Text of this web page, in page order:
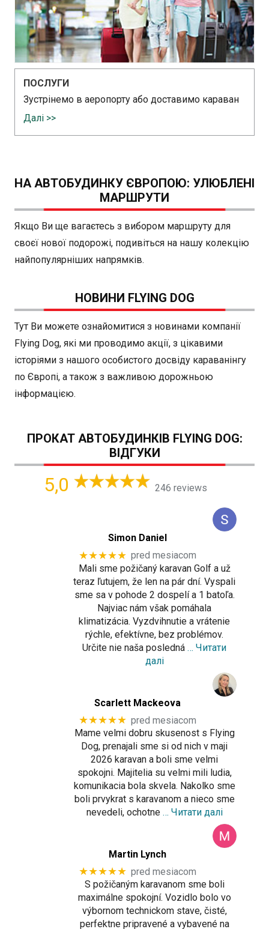
ПОСЛУГИ
Зустрінемо в аеропорту або доставимо караван
Далі >>
НА АВТОБУДИНКУ ЄВРОПОЮ: УЛЮБЛЕНІ
МАРШРУТИ
Якщо Ви ще вагаєтесь з вибором маршруту для
своєї нової подорожі, подивіться на нашу колекцію
найпопулярніших напрямків.
НОВИНИ FLYING DOG
Тут Ви можете ознайомитися з новинами компанії
Flying Dog, які ми проводимо акції, з цікавими
історіями з нашого особистого досвіду караванінгу
по Європі, а також з важливою дорожньою
інформацією.
ПРОКАТ АВТОБУДИНКІВ FLYING DOG:
ВІДГУКИ
5,0 246 reviews
Simon Daniel
★★★★★ pred mesiacom
Mali sme požičaný karavan Golf a už
teraz ľutujem, že len na pár dní. Vyspali
sme sa v pohode 2 dospelí a 1 batoľa.
Najviac nám však pomáhala
klimatizácia. Vyzdvihnutie a vrátenie
rýchle, efektívne, bez problémov.
Určite nie naša posledná … Читати
далі
Scarlett Mackeova
★★★★★ pred mesiacom
Mame velmi dobru skusenost s Flying
Dog, prenajali sme si od nich v maji
2026 karavan a boli sme velmi
spokojni. Majitelia su velmi mili ludia,
komunikacia bola skvela. Nakolko sme
boli prvykrat s karavanom a nieco sme
nevedeli, ochotne … Читати далі
Martin Lynch
★★★★★ pred mesiacom
S požičaným karavanom sme boli
maximálne spokojní. Vozidlo bolo vo
výbornom technickom stave, čisté,
perfektne pripravené a vybavené na